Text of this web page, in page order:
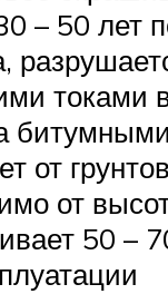
– 50 лет
токами в
от
от
50 –